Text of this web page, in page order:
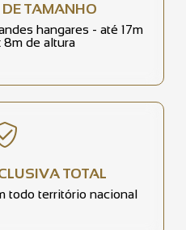
DE TAMANHO
hangares - até 17m
8m de altura
TOTAL
todo território nacional